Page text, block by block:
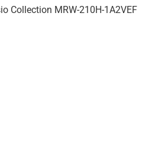
Collection MRW-210H-1A2VEF